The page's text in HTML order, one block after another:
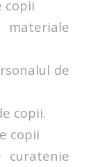
copii
de
copii.
copii